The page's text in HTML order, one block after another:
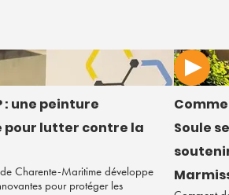
: une peinture
pour lutter contre la
Charente-Maritime développe
pour protéger les
Soule